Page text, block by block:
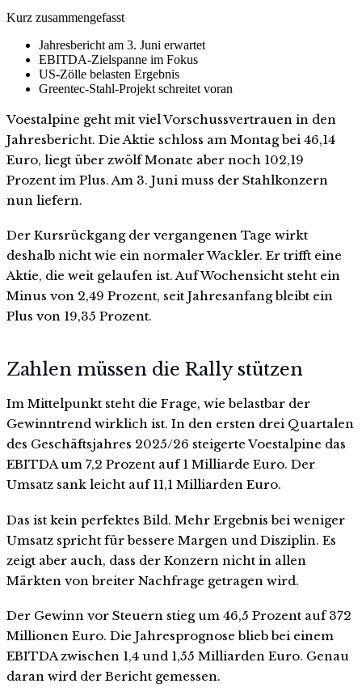
Kurz zusammengefasst
Jahresbericht am 3. Juni erwartet
EBITDA-Zielspanne im Fokus
US-Zölle belasten Ergebnis
Greentec-Stahl-Projekt schreitet voran
Voestalpine geht mit viel Vorschussvertrauen in den
Jahresbericht. Die Aktie schloss am Montag bei 46,14
Euro, liegt über zwölf Monate aber noch 102,19
Prozent im Plus. Am 3. Juni muss der Stahlkonzern
nun liefern.
Der Kursrückgang der vergangenen Tage wirkt
deshalb nicht wie ein normaler Wackler. Er trifft eine
Aktie, die weit gelaufen ist. Auf Wochensicht steht ein
Minus von 2,49 Prozent, seit Jahresanfang bleibt ein
Plus von 19,35 Prozent.
Zahlen müssen die Rally stützen
Im Mittelpunkt steht die Frage, wie belastbar der
Gewinntrend wirklich ist. In den ersten drei Quartalen
des Geschäftsjahres 2025/26 steigerte Voestalpine das
EBITDA um 7,2 Prozent auf 1 Milliarde Euro. Der
Umsatz sank leicht auf 11,1 Milliarden Euro.
Das ist kein perfektes Bild. Mehr Ergebnis bei weniger
Umsatz spricht für bessere Margen und Disziplin. Es
zeigt aber auch, dass der Konzern nicht in allen
Märkten von breiter Nachfrage getragen wird.
Der Gewinn vor Steuern stieg um 46,5 Prozent auf 372
Millionen Euro. Die Jahresprognose blieb bei einem
EBITDA zwischen 1,4 und 1,55 Milliarden Euro. Genau
daran wird der Bericht gemessen.